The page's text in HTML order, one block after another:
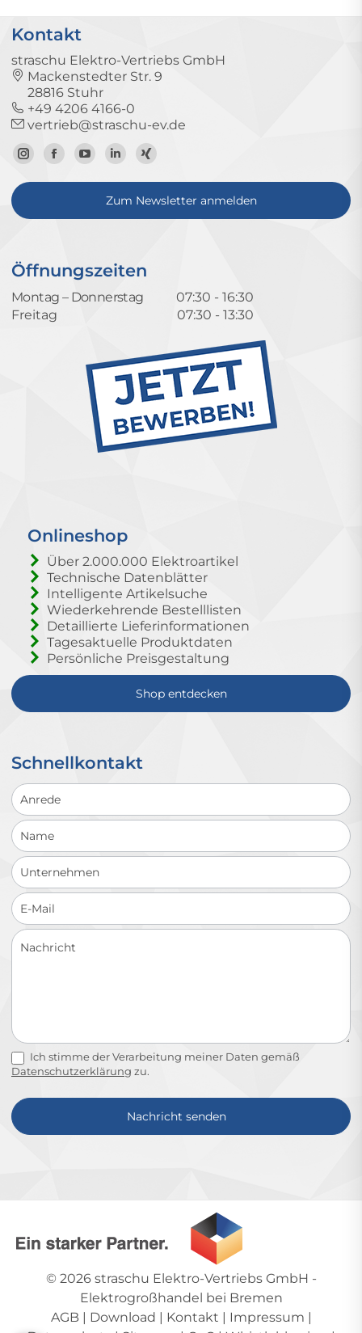
Kontakt
straschu Elektro-Vertriebs GmbH
Mackenstedter Str. 9
28816 Stuhr
+49 4206 4166-0
vertrieb@straschu-ev.de
Zum
Instagram-
Zur
Facebook-
Zum
YouTube-
Kanal
Zum
LinkedIn-
Profil
Zum
Xing-
Profil
Zum Newsletter anmelden
Öffnungszeiten
Montag – Donnerstag
07:30 - 16:30
Freitag
07:30 - 13:30
Onlineshop
Über 2.000.000 Elektroartikel
Technische Datenblätter
Intelligente Artikelsuche
Wiederkehrende Bestelllisten
Detaillierte Lieferinformationen
Tagesaktuelle Produktdaten
Persönliche Preisgestaltung
Shop entdecken
Schnellkontakt
Schnellkontakt
Ich stimme der Verarbeitung meiner Daten gemäß
Datenschutzerklärung zu.
Nachricht senden
© 2026 straschu Elektro-Vertriebs GmbH -
Elektrogroßhandel bei Bremen
AGB | Download | Kontakt | Impressum |